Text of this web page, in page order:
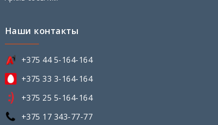
Наши контакты
+375 44 5-164-164
+375 33 3-164-164
+375 25 5-164-164
+375 17 343-77-77